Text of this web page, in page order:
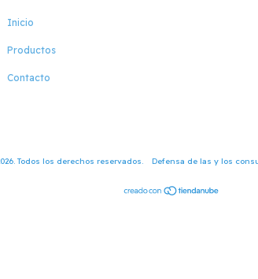
Inicio
Productos
Contacto
Todos los derechos reservados. Defensa de las y los